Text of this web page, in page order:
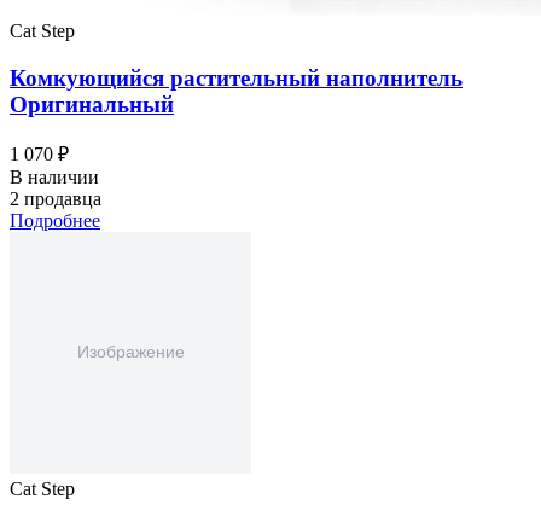
Cat Step
Комкующийся растительный наполнитель
Оригинальный
1 070 ₽
В наличии
2 продавца
Подробнее
Cat Step